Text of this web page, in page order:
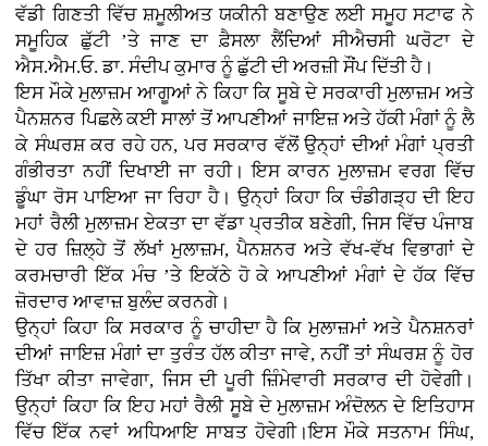
ਵੱਡੀ ਗਿਣਤੀ ਵਿੱਚ ਸ਼ਮੂਲੀਅਤ ਯਕੀਨੀ ਬਣਾਉਣ ਲਈ ਸਮੂਹ ਸਟਾਫ ਨੇ
ਸਮੂਹਿਕ ਛੁੱਟੀ ’ਤੇ ਜਾਣ ਦਾ ਫ਼ੈਸਲਾ ਲੈਂਦਿਆਂ ਸੀਐਚਸੀ ਘਰੋਟਾ ਦੇ
ਐਸ.ਐਮ.ਓ. ਡਾ. ਸੰਦੀਪ ਕੁਮਾਰ ਨੂੰ ਛੁੱਟੀ ਦੀ ਅਰਜ਼ੀ ਸੌਂਪ ਦਿੱਤੀ ਹੈ।
ਇਸ ਮੌਕੇ ਮੁਲਾਜ਼ਮ ਆਗੂਆਂ ਨੇ ਕਿਹਾ ਕਿ ਸੂਬੇ ਦੇ ਸਰਕਾਰੀ ਮੁਲਾਜ਼ਮ ਅਤੇ
ਪੈਨਸ਼ਨਰ ਪਿਛਲੇ ਕਈ ਸਾਲਾਂ ਤੋਂ ਆਪਣੀਆਂ ਜਾਇਜ਼ ਅਤੇ ਹੱਕੀ ਮੰਗਾਂ ਨੂੰ ਲੈ
ਕੇ ਸੰਘਰਸ਼ ਕਰ ਰਹੇ ਹਨ, ਪਰ ਸਰਕਾਰ ਵੱਲੋਂ ਉਨ੍ਹਾਂ ਦੀਆਂ ਮੰਗਾਂ ਪ੍ਰਤੀ
ਗੰਭੀਰਤਾ ਨਹੀਂ ਦਿਖਾਈ ਜਾ ਰਹੀ। ਇਸ ਕਾਰਨ ਮੁਲਾਜ਼ਮ ਵਰਗ ਵਿੱਚ
ਡੂੰਘਾ ਰੋਸ ਪਾਇਆ ਜਾ ਰਿਹਾ ਹੈ। ਉਨ੍ਹਾਂ ਕਿਹਾ ਕਿ ਚੰਡੀਗੜ੍ਹ ਦੀ ਇਹ
ਮਹਾਂ ਰੈਲੀ ਮੁਲਾਜ਼ਮ ਏਕਤਾ ਦਾ ਵੱਡਾ ਪ੍ਰਤੀਕ ਬਣੇਗੀ, ਜਿਸ ਵਿੱਚ ਪੰਜਾਬ
ਦੇ ਹਰ ਜ਼ਿਲ੍ਹੇ ਤੋਂ ਲੱਖਾਂ ਮੁਲਾਜ਼ਮ, ਪੈਨਸ਼ਨਰ ਅਤੇ ਵੱਖ-ਵੱਖ ਵਿਭਾਗਾਂ ਦੇ
ਕਰਮਚਾਰੀ ਇੱਕ ਮੰਚ ’ਤੇ ਇਕੱਠੇ ਹੋ ਕੇ ਆਪਣੀਆਂ ਮੰਗਾਂ ਦੇ ਹੱਕ ਵਿੱਚ
ਜ਼ੋਰਦਾਰ ਆਵਾਜ਼ ਬੁਲੰਦ ਕਰਨਗੇ।
ਉਨ੍ਹਾਂ ਕਿਹਾ ਕਿ ਸਰਕਾਰ ਨੂੰ ਚਾਹੀਦਾ ਹੈ ਕਿ ਮੁਲਾਜ਼ਮਾਂ ਅਤੇ ਪੈਨਸ਼ਨਰਾਂ
ਦੀਆਂ ਜਾਇਜ਼ ਮੰਗਾਂ ਦਾ ਤੁਰੰਤ ਹੱਲ ਕੀਤਾ ਜਾਵੇ, ਨਹੀਂ ਤਾਂ ਸੰਘਰਸ਼ ਨੂੰ ਹੋਰ
ਤਿੱਖਾ ਕੀਤਾ ਜਾਵੇਗਾ, ਜਿਸ ਦੀ ਪੂਰੀ ਜ਼ਿੰਮੇਵਾਰੀ ਸਰਕਾਰ ਦੀ ਹੋਵੇਗੀ।
ਉਨ੍ਹਾਂ ਕਿਹਾ ਕਿ ਇਹ ਮਹਾਂ ਰੈਲੀ ਸੂਬੇ ਦੇ ਮੁਲਾਜ਼ਮ ਅੰਦੋਲਨ ਦੇ ਇਤਿਹਾਸ
ਵਿੱਚ ਇੱਕ ਨਵਾਂ ਅਧਿਆਇ ਸਾਬਤ ਹੋਵੇਗੀ।ਇਸ ਮੌਕੇ ਸਤਨਾਮ ਸਿੰਘ,